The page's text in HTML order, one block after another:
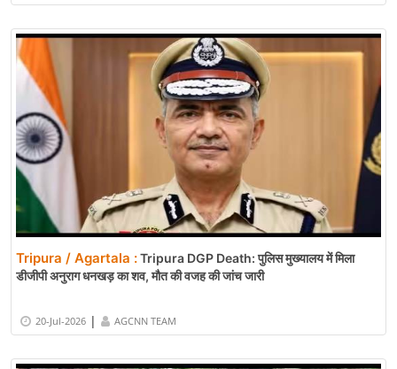
Tripura / Agartala :Tripura DGP Death: पुलिस मुख्यालय में मिला
डीजीपी अनुराग धनखड़ का शव, मौत की वजह की जांच जारी
20-Jul-2026 | AGCNN TEAM